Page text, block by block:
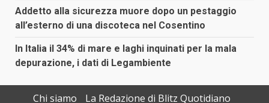
Addetto alla sicurezza muore dopo un pestaggio
all’esterno di una discoteca nel Cosentino
In Italia il 34% di mare e laghi inquinati per la mala
depurazione, i dati di Legambiente
Chi siamo La Redazione di Blitz Quotidiano